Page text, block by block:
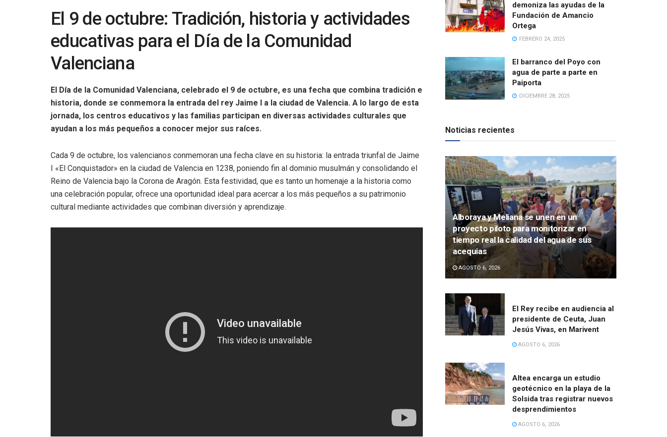
El 9 de octubre: Tradición, historia y actividades
educativas para el Día de la Comunidad
Valenciana
El Día de la Comunidad Valenciana, celebrado el 9 de octubre, es una fecha que combina tradición e
historia, donde se conmemora la entrada del rey Jaime I a la ciudad de Valencia. A lo largo de esta
jornada, los centros educativos y las familias participan en diversas actividades culturales que
ayudan a los más pequeños a conocer mejor sus raíces.
Cada 9 de octubre, los valencianos conmemoran una fecha clave en su historia: la entrada triunfal de Jaime
I «El Conquistador» en la ciudad de Valencia en 1238, poniendo fin al dominio musulmán y consolidando el
Reino de Valencia bajo la Corona de Aragón. Esta festividad, que es tanto un homenaje a la historia como
una celebración popular, ofrece una oportunidad ideal para acercar a los más pequeños a su patrimonio
cultural mediante actividades que combinan diversión y aprendizaje.
demoniza las ayudas de la
Fundación de Amancio
Ortega
FEBRERO 24, 2025
El barranco del Poyo con
agua de parte a parte en
Paiporta
DICIEMBRE 28, 2025
Noticias recientes
Alboraya y Meliana se unen en un
proyecto piloto para monitorizar en
tiempo real la calidad del agua de sus
acequias
AGOSTO 6, 2026
El Rey recibe en audiencia al
presidente de Ceuta, Juan
Jesús Vivas, en Marivent
AGOSTO 6, 2026
Altea encarga un estudio
geotécnico en la playa de la
Solsida tras registrar nuevos
desprendimientos
AGOSTO 6, 2026